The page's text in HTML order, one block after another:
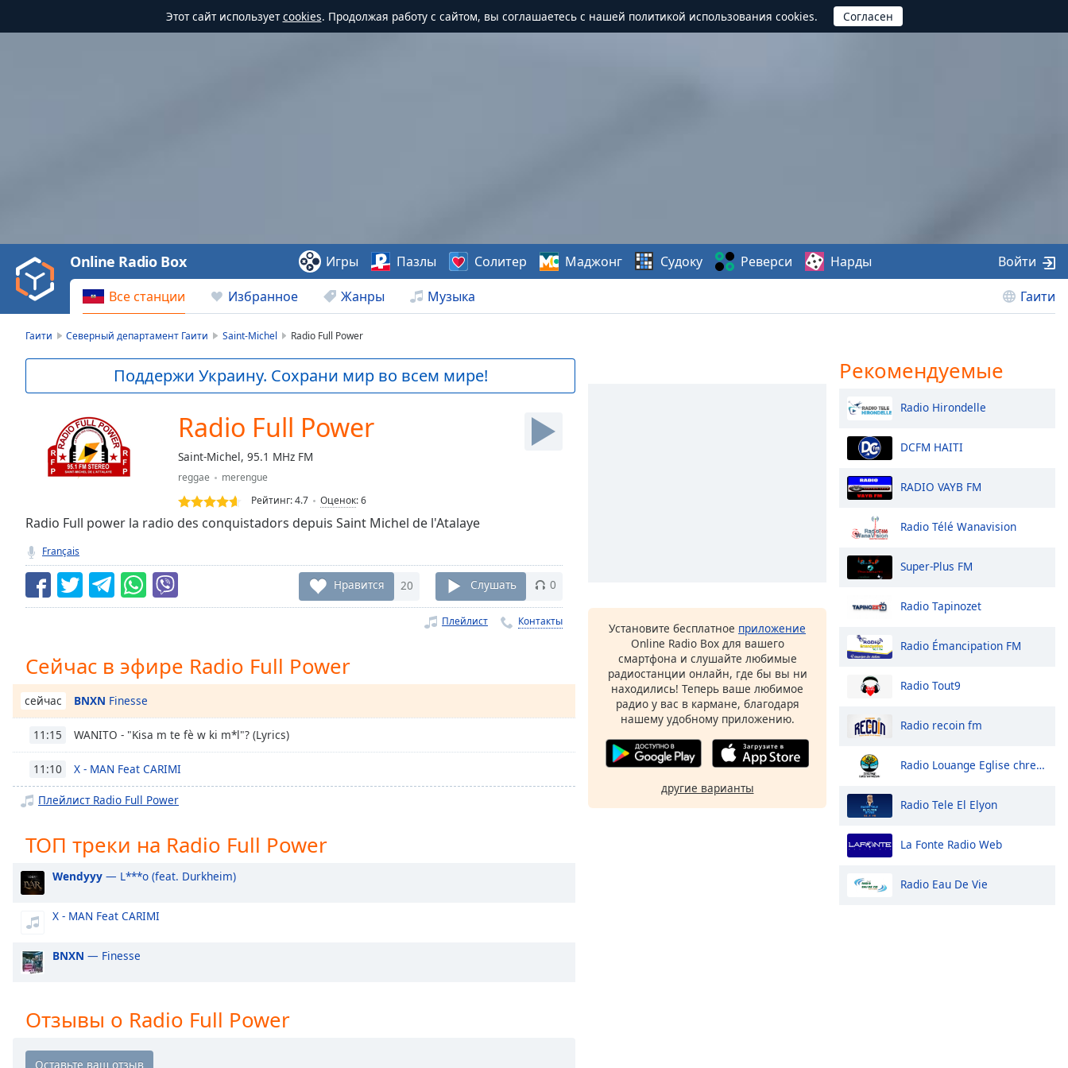
Этот сайт используетcookies. Продолжая работу с сайтом, вы соглашаетесь с нашей политикой использования cookies.
Video
Play
Backward
Skip
Current
Seek to
currently
behind
LIVE
Remaining
Time-
Playback
Rate
Chapters
descriptions
selected
Subtitles
settings,
subtitles
settings
off,
Все станции Избранное Жанры Музыка Гаити
Online Radio Box Игры Пазлы Солитер Маджонг Судоку Реверси Нарды Войти
Гаити Северный департамент Гаити Saint-Michel Radio Full Power
Поддержи Украину. Сохрани мир во всем мире!
Radio Full Power
Saint-Michel, 95.1 MHz FM
reggae
merengue
Рейтинг:4.7 Оценок:6
Radio Full power la radio des conquistadors depuis Saint Michel de l'Atalaye
Français
Нравится 20 Слушать 0
Плейлист Контакты
Сейчас в эфире Radio Full Power
сейчас BNXN Finesse
11:15 WANITO - "Kisa m te fè w ki m*l"? (Lyrics)
11:10 X - MAN Feat CARIMI
Плейлист Radio Full Power
ТОП треки на Radio Full Power
Wendyyy — L***o (feat. Durkheim)
X - MAN Feat CARIMI
BNXN — Finesse
Отзывы о Radio Full Power
Установите бесплатное приложение
Online Radio Box для вашего
смартфона и слушайте любимые
радиостанции онлайн, где бы вы ни
находились! Теперь ваше любимое
радио у вас в кармане, благодаря
нашему удобному приложению.
другие варианты
Рекомендуемые
Radio Hirondelle
DCFM HAITI
RADIO VAYB FM
Radio Télé Wanavision
Super-Plus FM
Radio Tapinozet
Radio Émancipation FM
Radio Tout9
Radio recoin fm
Radio Louange Eglise chretienne
Radio Tele El Elyon
La Fonte Radio Web
Radio Eau De Vie